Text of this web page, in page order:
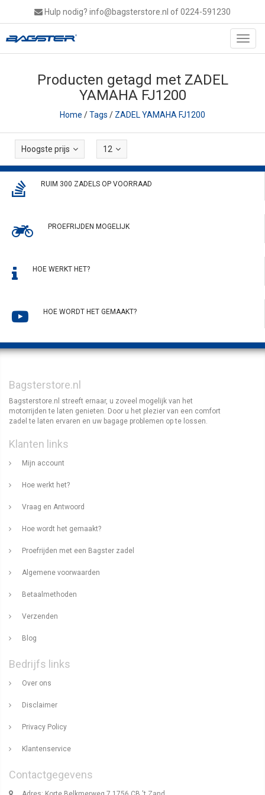
Hulp nodig? info@bagsterstore.nl of 0224-591230
Producten getagd met ZADEL
YAMAHA FJ1200
Home /Tags / ZADEL YAMAHA FJ1200
Hoogste prijs 12
RUIM 300 ZADELS OP VOORRAAD
PROEFRIJDEN MOGELIJK
HOE WERKT HET?
HOE WORDT HET GEMAAKT?
Bagsterstore.nl
Bagsterstore.nl streeft ernaar, u zoveel mogelijk van het
motorrijden te laten genieten. Door u het plezier van een comfort
zadel te laten ervaren en uw bagage problemen op te lossen.
Klanten links
Mijn account
Hoe werkt het?
Vraag en Antwoord
Hoe wordt het gemaakt?
Proefrijden met een Bagster zadel
Algemene voorwaarden
Betaalmethoden
Verzenden
Blog
Bedrijfs links
Over ons
Disclaimer
Privacy Policy
Klantenservice
Contactgegevens